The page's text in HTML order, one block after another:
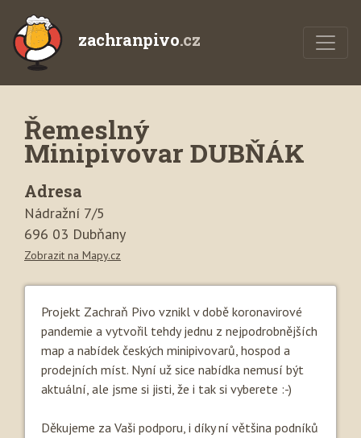
zachranpivo.cz
Řemeslný
Minipivovar DUBŇÁK
Adresa
Nádražní 7/5
696 03 Dubňany
Zobrazit na Mapy.cz
Projekt Zachraň Pivo vznikl v době koronavirové
pandemie a vytvořil tehdy jednu z nejpodrobnějších
map a nabídek českých minipivovarů, hospod a
prodejních míst. Nyní už sice nabídka nemusí být
aktuální, ale jsme si jisti, že i tak si vyberete :-)
Děkujeme za Vaši podporu, i díky ní většina podníků